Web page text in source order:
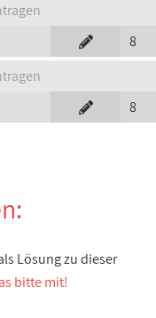
8
8
Lösung zu dieser
bitte mit!